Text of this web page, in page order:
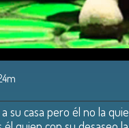
su casa pero él no la